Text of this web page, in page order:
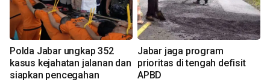
Polda Jabar ungkap 352
kasus kejahatan jalanan dan
siapkan pencegahan
Jabar jaga program
prioritas di tengah defisit
APBD